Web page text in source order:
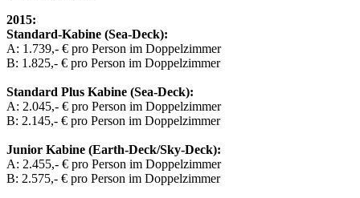
2015:
Standard-Kabine (Sea-Deck):
A: 1.739,- € pro Person im Doppelzimmer
B: 1.825,- € pro Person im Doppelzimmer
Standard Plus Kabine (Sea-Deck):
A: 2.045,- € pro Person im Doppelzimmer
B: 2.145,- € pro Person im Doppelzimmer
Junior Kabine (Earth-Deck/Sky-Deck):
A: 2.455,- € pro Person im Doppelzimmer
B: 2.575,- € pro Person im Doppelzimmer